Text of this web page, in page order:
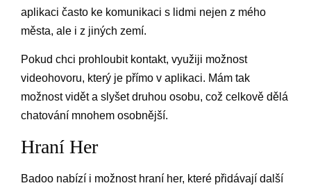
aplikaci často ke komunikaci s lidmi nejen z mého
města, ale i z jiných zemí.
Pokud chci prohloubit kontakt, využiji možnost
videohovoru, který je přímo v aplikaci. Mám tak
možnost vidět a slyšet druhou osobu, což celkově dělá
chatování mnohem osobnější.
Hraní Her
Badoo nabízí i možnost hraní her, které přidávají další